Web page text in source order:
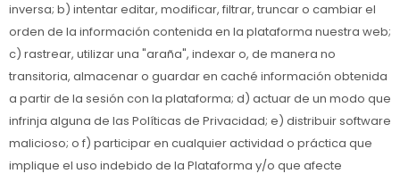
inversa; b) intentar editar, modificar, filtrar, truncar o cambiar el
orden de la información contenida en la plataforma nuestra web;
c) rastrear, utilizar una "araña", indexar o, de manera no
transitoria, almacenar o guardar en caché información obtenida
a partir de la sesión con la plataforma; d) actuar de un modo que
infrinja alguna de las Políticas de Privacidad; e) distribuir software
malicioso; o f) participar en cualquier actividad o práctica que
implique el uso indebido de la Plataforma y/o que afecte